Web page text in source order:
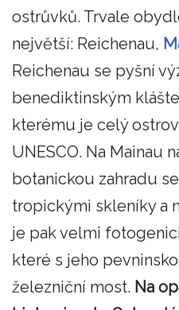
ostrůvků. Trvale
největší: Reichenau,
Reichenau se pyšní
benediktinským
kterému je celý
UNESCO. Na Mainau
botanickou zahradu
tropickými skleníky a
je pak velmi
které s jeho
železniční most. Na